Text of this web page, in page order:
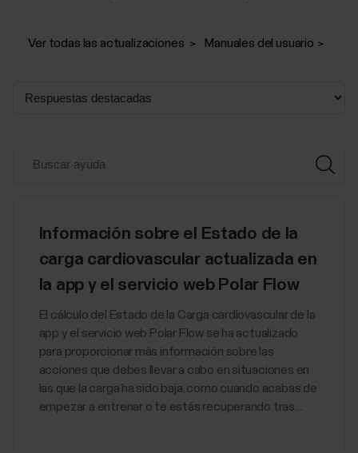
Ver todas las actualizaciones Manuales del usuario
Información sobre el Estado de la
carga cardiovascular actualizada en
la app y el servicio web Polar Flow
El cálculo del Estado de la Carga cardiovascular de la
app y el servicio web Polar Flow se ha actualizado
para proporcionar más información sobre las
acciones que debes llevar a cabo en situaciones en
las que la carga ha sido baja, como cuando acabas de
empezar a entrenar o te estás recuperando tras...